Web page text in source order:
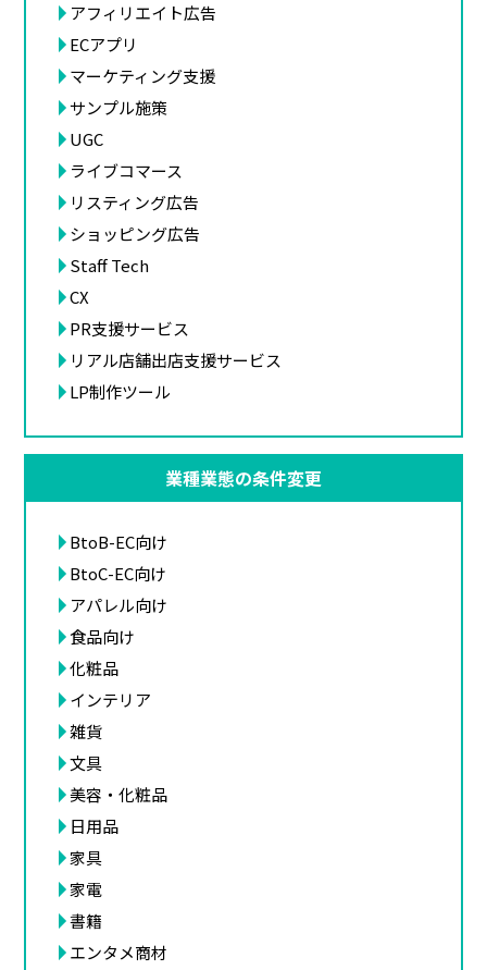
アフィリエイト広告
ECアプリ
マーケティング支援
サンプル施策
UGC
ライブコマース
リスティング広告
ショッピング広告
Staff Tech
CX
PR支援サービス
リアル店舗出店支援サービス
LP制作ツール
業種業態の条件変更
BtoB-EC向け
BtoC-EC向け
アパレル向け
食品向け
化粧品
インテリア
雑貨
文具
美容・化粧品
日用品
家具
家電
書籍
エンタメ商材